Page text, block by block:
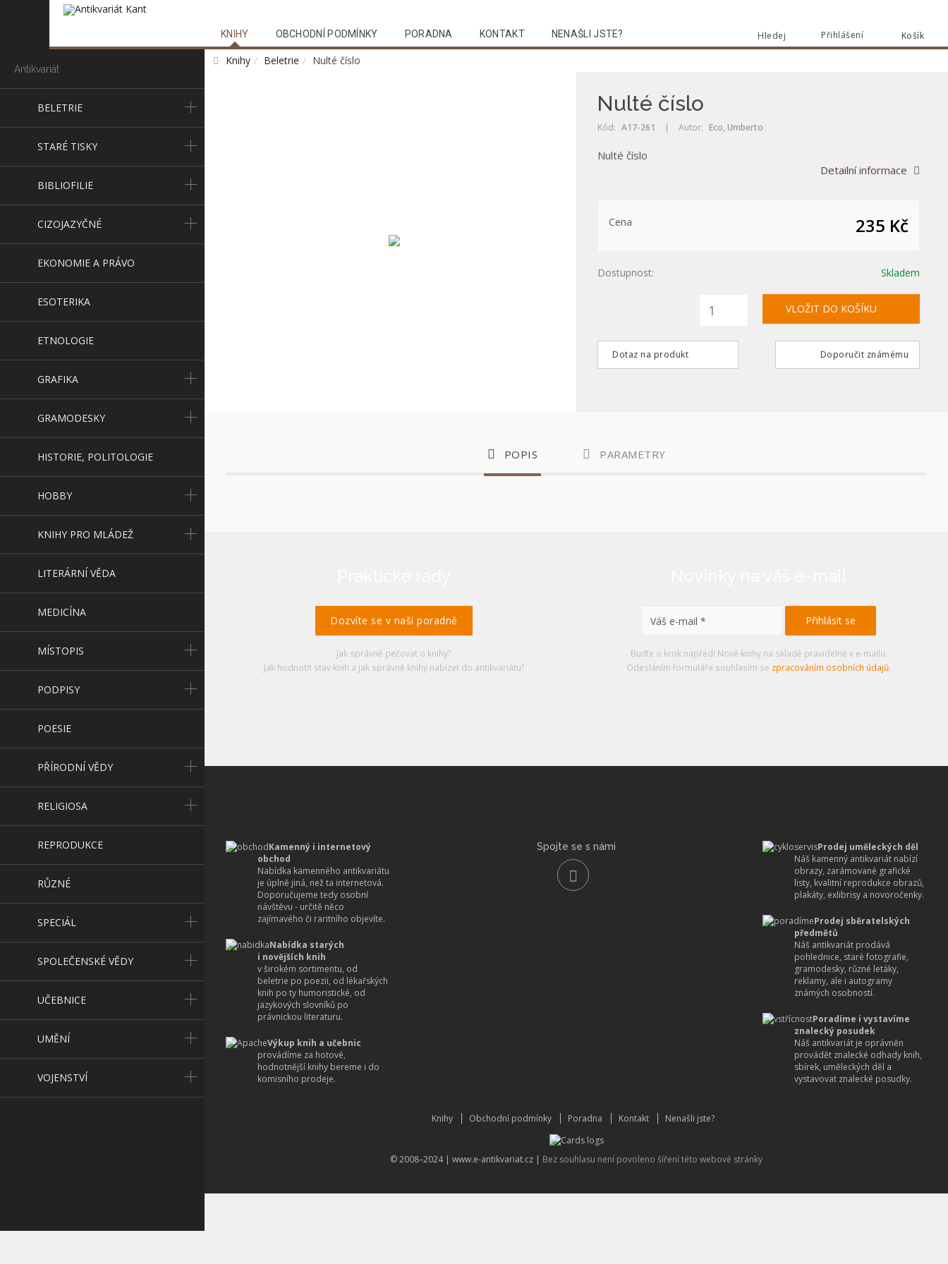
Košík
Přihlášení
Hledej
KNIHY OBCHODNÍ PODMÍNKY PORADNA KONTAKT NENAŠLI JSTE?
Antikvariát
BELETRIE
STARÉ TISKY
BIBLIOFILIE
CIZOJAZYČNÉ
EKONOMIE A PRÁVO
ESOTERIKA
ETNOLOGIE
GRAFIKA
GRAMODESKY
HISTORIE, POLITOLOGIE
HOBBY
KNIHY PRO MLÁDEŽ
LITERÁRNÍ VĚDA
MEDICÍNA
MÍSTOPIS
PODPISY
POESIE
PŘÍRODNÍ VĚDY
RELIGIOSA
REPRODUKCE
RŮZNÉ
SPECIÁL
SPOLEČENSKÉ VĚDY
UČEBNICE
UMĚNÍ
VOJENSTVÍ
Knihy Beletrie Nulté číslo
Nulté číslo
Kód: A17-261 | Autor: Eco, Umberto
Nulté číslo
Detailní informace
Cena 235 Kč
Dostupnost: Skladem
Dotaz na produkt Doporučit známému
POPIS PARAMETRY
Dozvíte se v naší poradně
Jak správně pečovat o knihy?
Jak hodnotit stav knih a jak správně knihy nabízet do antikvariátu?
Buďte o krok napřed! Nové knihy na skladě pravidelně v e-mailu.
Odesláním formuláře souhlasím se zpracováním osobních údajů.
Kamenný i internetový
obchod
Nabídka kamenného antikvariátu
je úplně jiná, než ta internetová.
Doporučujeme tedy osobní
návštěvu - určitě něco
zajímavého či raritního objevíte.
Nabídka starých
i novějších knih
v širokém sortimentu, od
beletrie po poezii, od lékařských
knih po ty humoristické, od
jazykových slovníků po
právnickou literaturu.
Výkup knih a učebnic
provádíme za hotové,
hodnotnější knihy bereme i do
komisního prodeje.
Prodej uměleckých děl
Náš kamenný antikvariát nabízí
obrazy, zarámované grafické
listy, kvalitní reprodukce obrazů,
plakáty, exlibrisy a novoročenky.
Prodej sběratelských
předmětů
Náš antikvariát prodává
pohlednice, staré fotografie,
gramodesky, různé letáky,
reklamy, ale i autogramy
známých osobností.
Poradíme i vystavíme
znalecký posudek
Náš antikvariát je oprávněn
provádět znalecké odhady knih,
sbírek, uměleckých děl a
vystavovat znalecké posudky.
Spojte se s námi
Knihy Obchodní podmínky Poradna Kontakt Nenašli jste?
© 2008–2024 | www.e-antikvariat.cz | Bez souhlasu není povoleno šíření této webové stránky